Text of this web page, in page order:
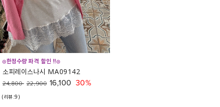
◎한정수량 파격 할인 !!◎
소피레이스나시 MA09142
24,800 22,900 16,100 30%
(리뷰:9)